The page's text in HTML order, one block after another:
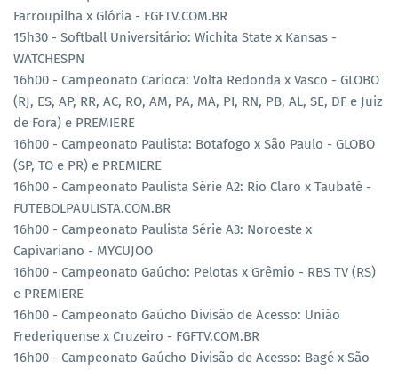
Farroupilha x Glória - FGFTV.COM.BR
15h30 - Softball Universitário: Wichita State x Kansas -
WATCHESPN
16h00 - Campeonato Carioca: Volta Redonda x Vasco - GLOBO
(RJ, ES, AP, RR, AC, RO, AM, PA, MA, PI, RN, PB, AL, SE, DF e Juiz
de Fora) e PREMIERE
16h00 - Campeonato Paulista: Botafogo x São Paulo - GLOBO
(SP, TO e PR) e PREMIERE
16h00 - Campeonato Paulista Série A2: Rio Claro x Taubaté -
FUTEBOLPAULISTA.COM.BR
16h00 - Campeonato Paulista Série A3: Noroeste x
Capivariano - MYCUJOO
16h00 - Campeonato Gaúcho: Pelotas x Grêmio - RBS TV (RS)
e PREMIERE
16h00 - Campeonato Gaúcho Divisão de Acesso: União
Frederiquense x Cruzeiro - FGFTV.COM.BR
16h00 - Campeonato Gaúcho Divisão de Acesso: Bagé x São